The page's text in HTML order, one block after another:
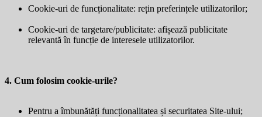
Cookie-uri de funcționalitate: rețin preferințele utilizatorilor;
Cookie-uri de targetare/publicitate: afișează publicitate
relevantă în funcție de interesele utilizatorilor.
4. Cum folosim cookie-urile?
Pentru a îmbunătăți funcționalitatea și securitatea Site-ului;